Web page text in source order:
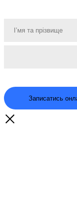
Записатись